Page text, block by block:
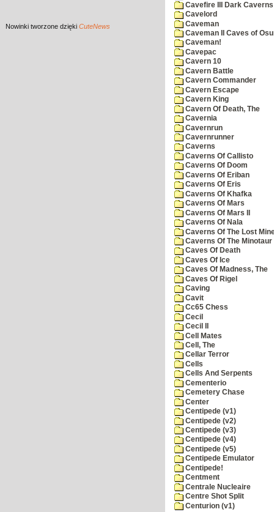
Nowinki tworzone dzięki CuteNews
Cavefire III Dark Caverns
Cavelord
Caveman
Caveman II Caves of
Caveman!
Cavepac
Cavern 10
Cavern Battle
Cavern Commander
Cavern Escape
Cavern King
Cavern Of Death, The
Cavernia
Cavernrun
Cavernrunner
Caverns
Caverns Of Callisto
Caverns Of Doom
Caverns Of Eriban
Caverns Of Eris
Caverns Of Khafka
Caverns Of Mars
Caverns Of Mars II
Caverns Of Nala
Caverns Of The Lost
Caverns Of The Minotaur
Caves Of Death
Caves Of Ice
Caves Of Madness, The
Caves Of Rigel
Caving
Cavit
Cc65 Chess
Cecil
Cecil II
Cell Mates
Cell, The
Cellar Terror
Cells
Cells And Serpents
Cementerio
Cemetery Chase
Center
Centipede (v1)
Centipede (v2)
Centipede (v3)
Centipede (v4)
Centipede (v5)
Centipede Emulator
Centipede!
Centment
Centrale Nucleaire
Centre Shot Split
Centurion (v1)